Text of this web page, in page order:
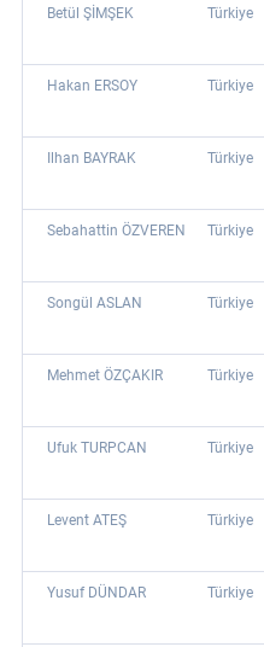
Betül ŞİMŞEK Türkiye
Hakan ERSOY Türkiye
Ilhan BAYRAK Türkiye
Sebahattin ÖZVEREN Türkiye
Songül ASLAN Türkiye
Mehmet ÖZÇAKIR Türkiye
Ufuk TURPCAN Türkiye
Levent ATEŞ Türkiye
Yusuf DÜNDAR Türkiye